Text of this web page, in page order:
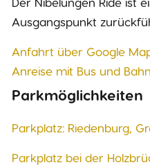
Ausgangspunkt
Anfahrt über Google
Anreise mit Bus und Bahn
Parkmöglichkeiten
Parkplatz: Riedenburg,
Parkplatz bei der